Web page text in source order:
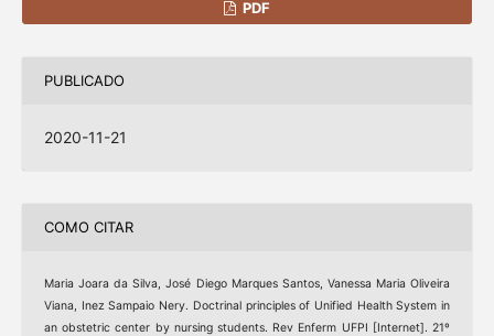
PDF
PUBLICADO
2020-11-21
COMO CITAR
Maria Joara da Silva, José Diego Marques Santos, Vanessa Maria Oliveira
Viana, Inez Sampaio Nery. Doctrinal principles of Unified Health System in
an obstetric center by nursing students. Rev Enferm UFPI [Internet]. 21º